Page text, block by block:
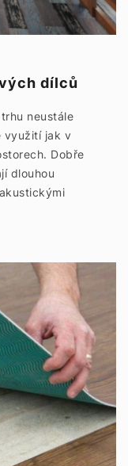
dílců
neustále
využití jak v
Dobře
dlouhou